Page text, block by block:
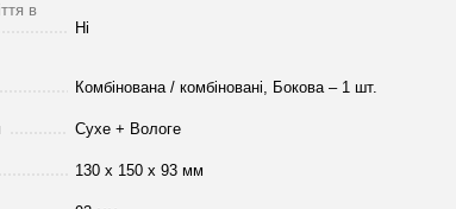
в
Ні
Комбінована / комбіновані, Бокова – 1 шт.
Сухе + Вологе
130 х 150 х 93 мм